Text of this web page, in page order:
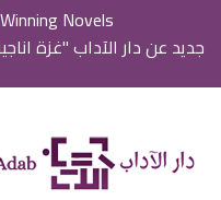
Novels |
جديد عن دار الآداب "غزة